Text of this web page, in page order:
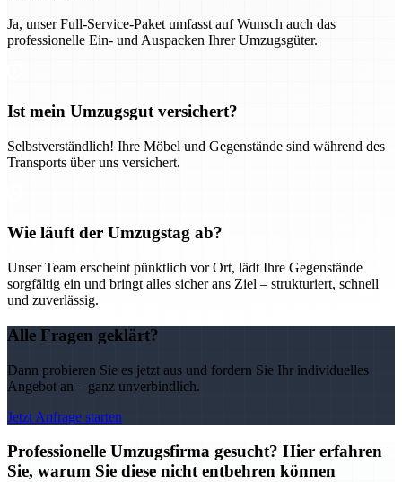
Ja, unser Full-Service-Paket umfasst auf Wunsch auch das
professionelle Ein- und Auspacken Ihrer Umzugsgüter.
Ist mein Umzugsgut versichert?
Selbstverständlich! Ihre Möbel und Gegenstände sind während des
Transports über uns versichert.
Wie läuft der Umzugstag ab?
Unser Team erscheint pünktlich vor Ort, lädt Ihre Gegenstände
sorgfältig ein und bringt alles sicher ans Ziel – strukturiert, schnell
und zuverlässig.
Alle Fragen geklärt?
Dann probieren Sie es jetzt aus und fordern Sie Ihr individuelles
Angebot an – ganz unverbindlich.
Jetzt Anfrage starten
Professionelle Umzugsfirma gesucht? Hier erfahren
Sie, warum Sie diese nicht entbehren können